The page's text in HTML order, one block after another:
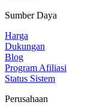
Sumber Daya
Harga
Dukungan
Blog
Program Afiliasi
Status Sistem
Perusahaan